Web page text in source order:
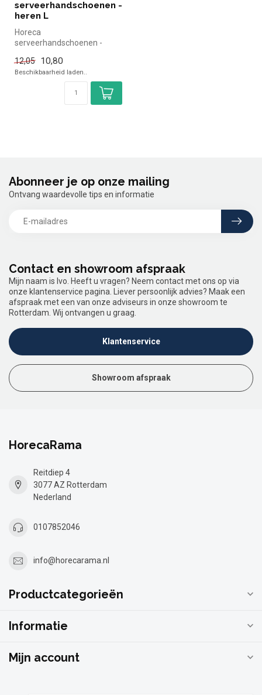
serveerhandschoenen -
heren L
Horeca
serveerhandschoenen -
kopen voor in de horeca. O...
12,05 10,80
Beschikbaarheid laden..
Contact en showroom afspraak
Mijn naam is Ivo. Heeft u vragen? Neem contact met ons op via
onze klantenservice pagina. Liever persoonlijk advies? Maak een
afspraak met een van onze adviseurs in onze showroom te
Rotterdam. Wij ontvangen u graag.
Klantenservice
Showroom afspraak
Abonneer je op onze mailing
Ontvang waardevolle tips en informatie
HorecaRama
Reitdiep 4
3077 AZ Rotterdam
Nederland
0107852046
info@horecarama.nl
Productcategorieën
Informatie
Mijn account